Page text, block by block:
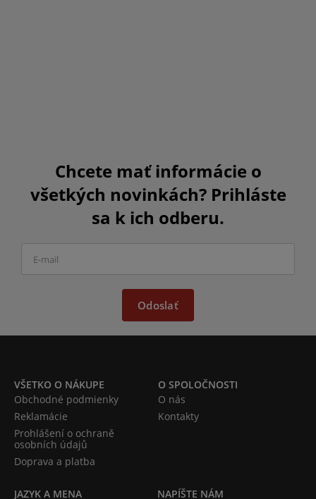
Chcete mať informácie o
všetkých novinkách? Prihláste
sa k ich odberu.
Odoslať
VŠETKO O NÁKUPE
Obchodné podmienky
Reklamácie
Prohlášení o ochraně
osobních údajů
Doprava a platba
O SPOLOČNOSTI
O nás
Kontakty
JAZYK A MENA NAPÍŠTE NÁM